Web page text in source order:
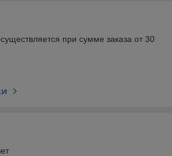
при сумме заказа от 30